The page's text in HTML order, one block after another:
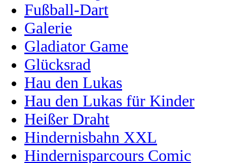
Fußball-Dart
Galerie
Gladiator Game
Glücksrad
Hau den Lukas
Hau den Lukas für Kinder
Heißer Draht
Hindernisbahn XXL
Hindernisparcours Comic